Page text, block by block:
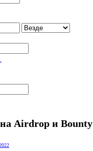
Airdrop и Bounty